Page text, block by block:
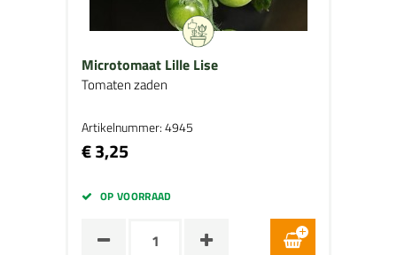
Microtomaat Lille Lise
Tomaten zaden
Artikelnummer: 4945
€ 3,25
OP VOORRAAD